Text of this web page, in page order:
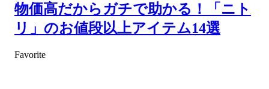
物価高だからガチで助かる！「ニト
リ」のお値段以上アイテム14選
Favorite